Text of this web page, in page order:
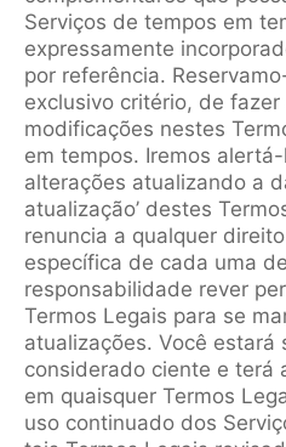
Serviços de tempos em
expressamente
por referência.
exclusivo critério, de
modificações nestes
em tempos. Iremos
alterações atualizando a
atualização’ destes
renuncia a qualquer
específica de cada uma
responsabilidade rever
Termos Legais para se
atualizações. Você estará
considerado ciente e terá
em quaisquer Termos
uso continuado dos